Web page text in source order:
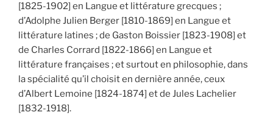
[1825-1902] en Langue et littérature grecques ;
d’Adolphe Julien Berger [1810-1869] en Langue et
littérature latines ; de Gaston Boissier [1823-1908] et
de Charles Corrard [1822-1866] en Langue et
littérature françaises ; et surtout en philosophie, dans
la spécialité qu’il choisit en dernière année, ceux
d’Albert Lemoine [1824-1874] et de Jules Lachelier
[1832-1918].